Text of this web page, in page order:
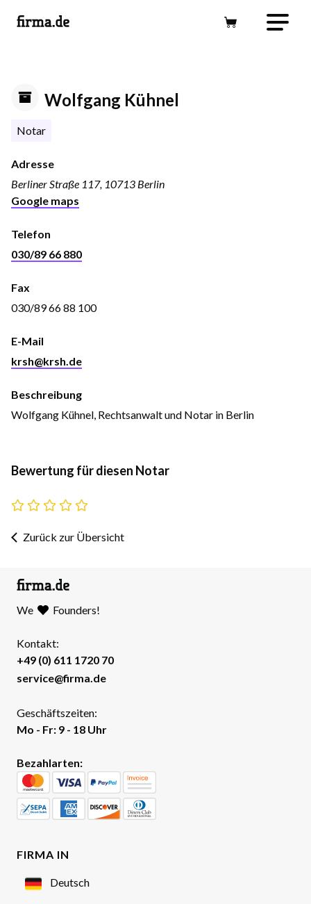
Wolfgang Kühnel
Notar
Adresse
Berliner Straße 117, 10713 Berlin
Google maps
Telefon
030/89 66 880
Fax
030/89 66 88 100
E-Mail
krsh@krsh.de
Beschreibung
Wolfgang Kühnel, Rechtsanwalt und Notar in Berlin
Bewertung für diesen Notar
Zurück zur Übersicht
We Founders!
Kontakt:
+49 (0) 611 1720 70
service@firma.de
Geschäftszeiten:
Mo - Fr: 9 - 18 Uhr
Bezahlarten:
FIRMA IN
Deutsch